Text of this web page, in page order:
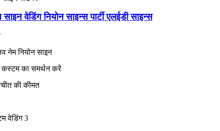
साइन वेडिंग नियोन साइन्स पार्टी एलईडी साइन्स
नेम नियोन साइन
कस्टम का समर्थन करें
की कीमत